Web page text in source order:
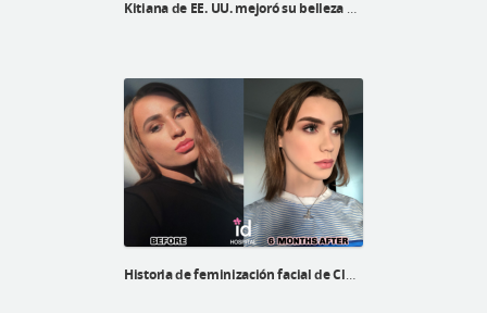
Kitiana de EE. UU. mejoró su belleza después de la línea V, el levantamiento V3 y la reducción de la frente
Historia de feminización facial de Cluam Sutherland